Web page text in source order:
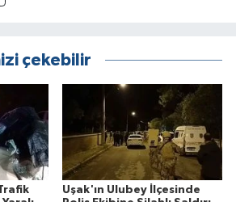
çekebilir
Uşak'ın Ulubey İlçesinde